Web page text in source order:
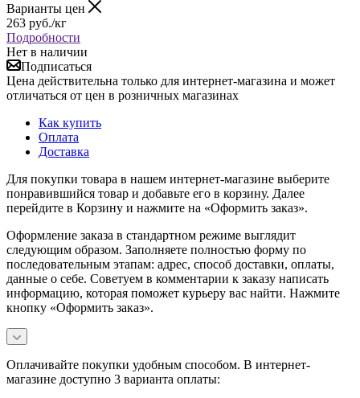
Варианты цен
263 руб./кг
Подробности
Нет в наличии
Подписаться
Цена действительна только для интернет-магазина и может
отличаться от цен в розничных магазинах
Как купить
Оплата
Доставка
Для покупки товара в нашем интернет-магазине выберите
понравившийся товар и добавьте его в корзину. Далее
перейдите в Корзину и нажмите на «Оформить заказ».
Оформление заказа в стандартном режиме выглядит
следующим образом. Заполняете полностью форму по
последовательным этапам: адрес, способ доставки, оплаты,
данные о себе. Советуем в комментарии к заказу написать
информацию, которая поможет курьеру вас найти. Нажмите
кнопку «Оформить заказ».
Оплачивайте покупки удобным способом. В интернет-
магазине доступно 3 варианта оплаты: